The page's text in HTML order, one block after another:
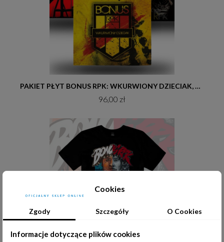
Do koszyka PAKIET PŁYT BONUS RPK: WKURWIONY DZIECIAK, ARTYSTA KOMBINATOR,DOBRY CZŁOWIEK
96,00 zł
Cookies
Zgody Szczegóły O Cookies
Informacje dotyczące plików cookies